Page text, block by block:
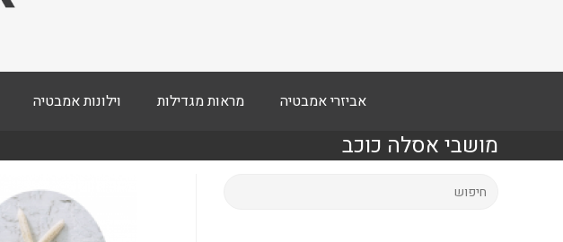
אביזרי אמבטיה מראות מגדילות וילונות אמבטיה
מושבי אסלה כוכב